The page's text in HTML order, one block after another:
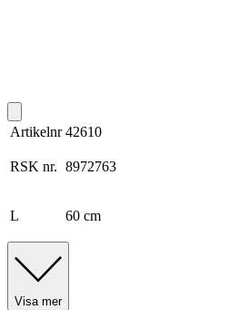
Artikelnr 42610
RSK nr. 8972763
L 60 cm
Visa mer